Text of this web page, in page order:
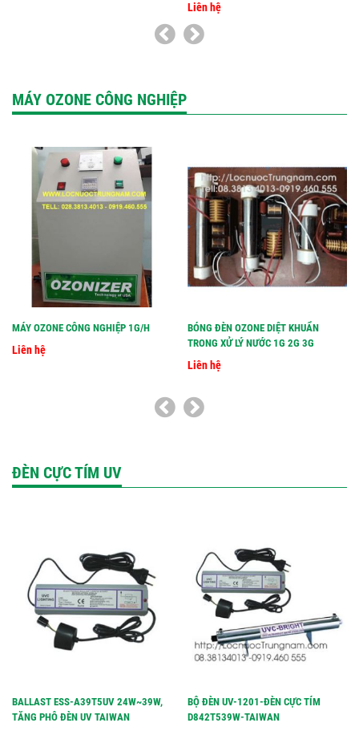
Liên hệ
MÁY OZONE CÔNG NGHIỆP
MÁY OZONE CÔNG NGHIỆP 1G/H
Liên hệ
BÓNG ĐÈN OZONE DIỆT KHUẨN
TRONG XỬ LÝ NƯỚC 1G 2G 3G
Liên hệ
ĐÈN CỰC TÍM UV
BALLAST ESS-A39T5UV 24W~39W,
TĂNG PHÔ ĐÈN UV TAIWAN
BỘ ĐÈN UV-1201-ĐÈN CỰC TÍM
D842T539W-TAIWAN